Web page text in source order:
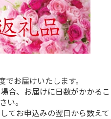
お届けいたします。
合、お届けに日数がかかるこ
い。
てお申込みの翌日から数えて